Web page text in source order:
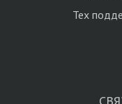
Тех